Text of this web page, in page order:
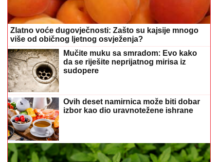
Zlatno voće dugovječnosti: Zašto su kajsije mnogo
više od običnog ljetnog osvježenja?
Mučite muku sa smradom: Evo kako
da se riješite neprijatnog mirisa iz
sudopere
Ovih deset namirnica može biti dobar
izbor kao dio uravnotežene ishrane